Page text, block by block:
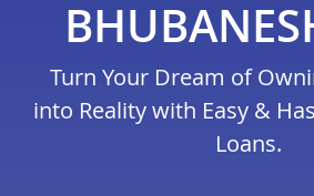
Turn Your Dream of
into Reality with Easy &
Loans.